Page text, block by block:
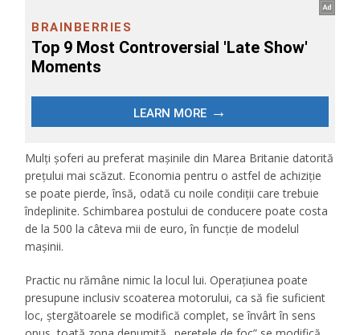
Mulţi şoferi au preferat maşinile din Marea Britanie datorită
preţului mai scăzut. Economia pentru o astfel de achiziţie
se poate pierde, însă, odată cu noile condiţii care trebuie
îndeplinite. Schimbarea postului de conducere poate costa
de la 500 la câteva mii de euro, în funcţie de modelul
maşinii.
Practic nu rămâne nimic la locul lui. Operațiunea poate
presupune inclusiv scoaterea motorului, ca să fie suficient
loc, ștergătoarele se modifică complet, se învârt în sens